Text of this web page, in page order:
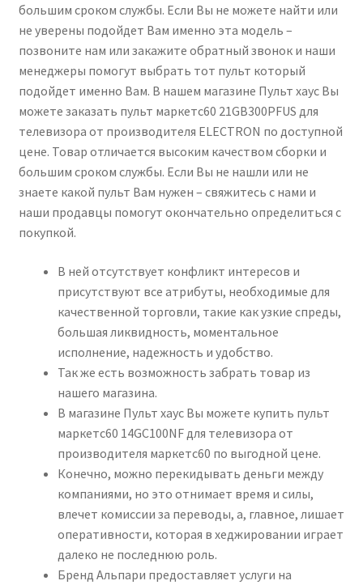
большим сроком службы. Если Вы не можете найти или
не уверены подойдет Вам именно эта модель –
позвоните нам или закажите обратный звонок и наши
менеджеры помогут выбрать тот пульт который
подойдет именно Вам. В нашем магазине Пульт хаус Вы
можете заказать пульт маркетс60 21GB300PFUS для
телевизора от производителя ELECTRON по доступной
цене. Товар отличается высоким качеством сборки и
большим сроком службы. Если Вы не нашли или не
знаете какой пульт Вам нужен – свяжитесь с нами и
наши продавцы помогут окончательно определиться с
покупкой.
В ней отсутствует конфликт интересов и
присутствуют все атрибуты, необходимые для
качественной торговли, такие как узкие спреды,
большая ликвидность, моментальное
исполнение, надежность и удобство.
Так же есть возможность забрать товар из
нашего магазина.
В магазине Пульт хаус Вы можете купить пульт
маркетс60 14GC100NF для телевизора от
производителя маркетс60 по выгодной цене.
Конечно, можно перекидывать деньги между
компаниями, но это отнимает время и силы,
влечет комиссии за переводы, а, главное, лишает
оперативности, которая в хеджировании играет
далеко не последнюю роль.
Бренд Альпари предоставляет услуги на